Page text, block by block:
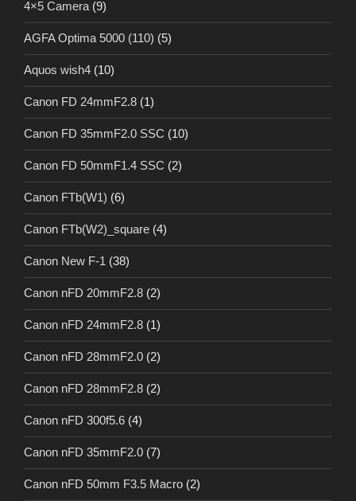
4×5 Camera (9)
AGFA Optima 5000 (110) (5)
Aquos wish4 (10)
Canon FD 24mmF2.8 (1)
Canon FD 35mmF2.0 SSC (10)
Canon FD 50mmF1.4 SSC (2)
Canon FTb(W1) (6)
Canon FTb(W2)_square (4)
Canon New F-1 (38)
Canon nFD 20mmF2.8 (2)
Canon nFD 24mmF2.8 (1)
Canon nFD 28mmF2.0 (2)
Canon nFD 28mmF2.8 (2)
Canon nFD 300f5.6 (4)
Canon nFD 35mmF2.0 (7)
Canon nFD 50mm F3.5 Macro (2)